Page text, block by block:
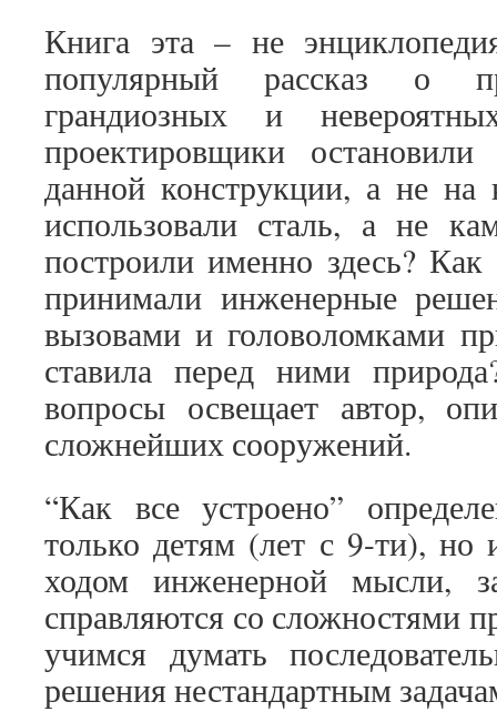
Книга эта – не
популярный рассказ о
грандиозных и
проектировщики
данной конструкции, а не на
использовали сталь, а не
построили именно здесь?
принимали инженерные
вызовами и головоломками
ставила перед ними
вопросы освещает автор,
сложнейших сооружений.
“Как все устроено”
только детям (лет с 9-ти), но
ходом инженерной мысли,
справляются со сложностями
учимся думать
решения нестандартным